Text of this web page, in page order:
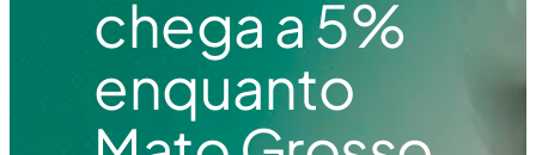
chega a 5%
enquanto